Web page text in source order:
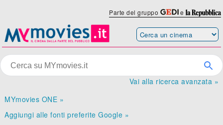
Parte del gruppo e
Vai alla ricerca avanzata »
MYmovies ONE »
Aggiungi alle fonti preferite Google »